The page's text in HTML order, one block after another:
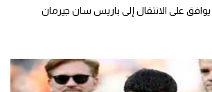
على الانتقال إلى باريس سان جيرمان